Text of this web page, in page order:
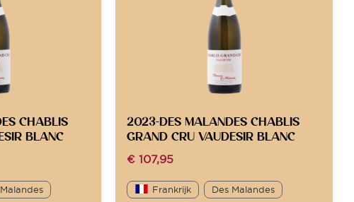
CHABLIS
BLANC
2023-DES MALANDES CHABLIS
GRAND CRU VAUDESIR BLANC
€ 107,95
Frankrijk Des Malandes